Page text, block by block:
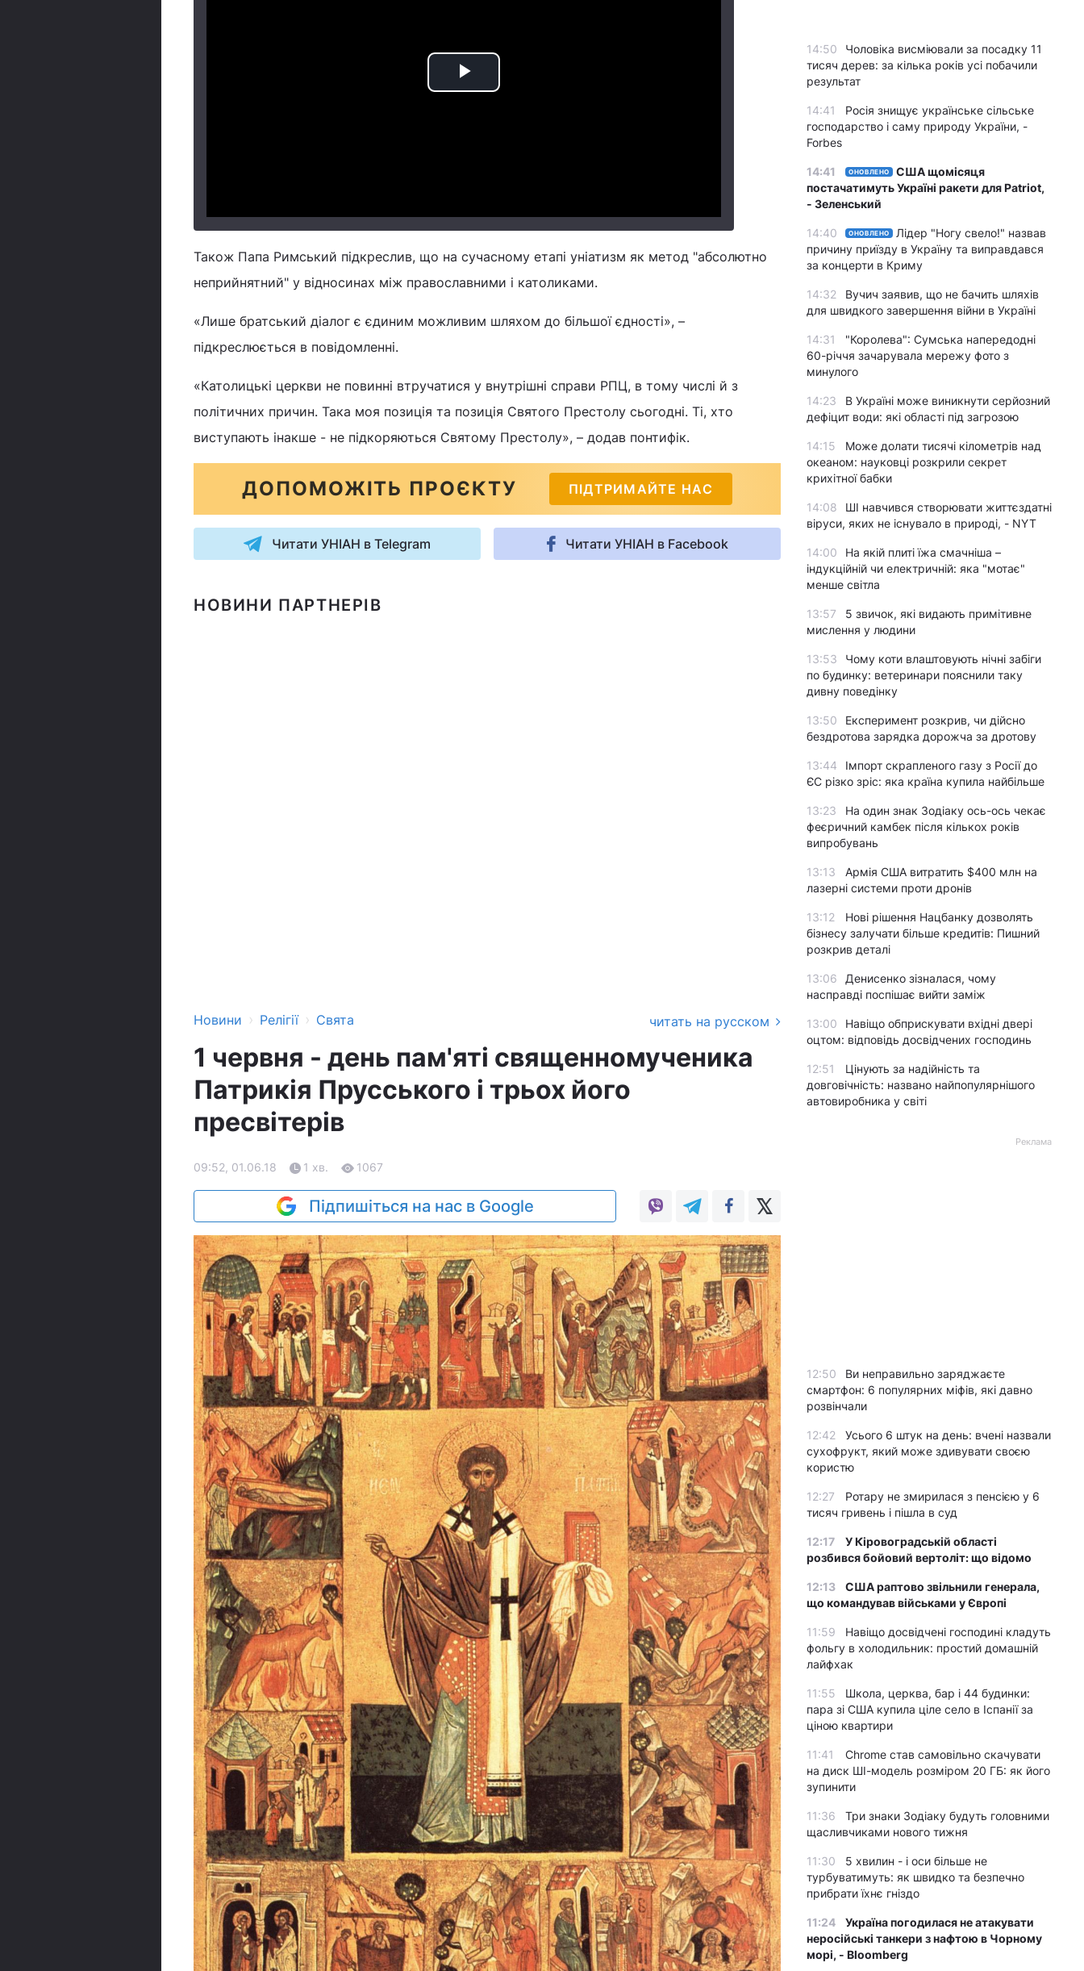
Play
Також Папа Римський підкреслив, що на сучасному етапі уніатизм як метод "абсолютно
неприйнятний" у відносинах між православними і католиками.
«Лише братський діалог є єдиним можливим шляхом до більшої єдності», –
підкреслюється в повідомленні.
«Католицькі церкви не повинні втручатися у внутрішні справи РПЦ, в тому числі й з
політичних причин. Така моя позиція та позиція Святого Престолу сьогодні. Ті, хто
виступають інакше - не підкоряються Святому Престолу», – додав понтифік.
ДОПОМОЖІТЬ ПРОЄКТУ ПІДТРИМАЙТЕ НАС
Читати УНІАН в Telegram Читати УНІАН в Facebook
НОВИНИ ПАРТНЕРІВ
Новини › Релігії › Свята читать на русском
1 червня - день пам'яті священномученика
Патрикія Прусського і трьох його
пресвітерів
09:52, 01.06.18 1 хв. 1067
Підпишіться на нас в Google
14:50
Чоловіка висміювали за посадку 11
тисяч дерев: за кілька років усі побачили
результат
14:41
Росія знищує українське сільське
господарство і саму природу України, -
Forbes
14:41 ОНОВЛЕНО
США щомісяця
постачатимуть Україні ракети для Patriot,
- Зеленський
14:40 ОНОВЛЕНО
Лідер "Ногу свело!" назвав
причину приїзду в Україну та виправдався
за концерти в Криму
14:32
Вучич заявив, що не бачить шляхів
для швидкого завершення війни в Україні
14:31
"Королева": Сумська напередодні
60-річчя зачарувала мережу фото з
минулого
14:23
В Україні може виникнути серйозний
дефіцит води: які області під загрозою
14:15
Може долати тисячі кілометрів над
океаном: науковці розкрили секрет
крихітної бабки
14:08
ШІ навчився створювати життєздатні
віруси, яких не існувало в природі, - NYT
14:00
На якій плиті їжа смачніша –
індукційній чи електричній: яка "мотає"
менше світла
13:57
5 звичок, які видають примітивне
мислення у людини
13:53
Чому коти влаштовують нічні забіги
по будинку: ветеринари пояснили таку
дивну поведінку
13:50
Експеримент розкрив, чи дійсно
бездротова зарядка дорожча за дротову
13:44
Імпорт скрапленого газу з Росії до
ЄС різко зріс: яка країна купила найбільше
13:23
На один знак Зодіаку ось-ось чекає
феєричний камбек після кількох років
випробувань
13:13
Армія США витратить $400 млн на
лазерні системи проти дронів
13:12
Нові рішення Нацбанку дозволять
бізнесу залучати більше кредитів: Пишний
розкрив деталі
13:06
Денисенко зізналася, чому
насправді поспішає вийти заміж
13:00
Навіщо обприскувати вхідні двері
оцтом: відповідь досвідчених господинь
12:51
Цінують за надійність та
довговічність: названо найпопулярнішого
автовиробника у світі
Реклама
12:50
Ви неправильно заряджаєте
смартфон: 6 популярних міфів, які давно
розвінчали
12:42
Усього 6 штук на день: вчені назвали
сухофрукт, який може здивувати своєю
користю
12:27
Ротару не змирилася з пенсією у 6
тисяч гривень і пішла в суд
12:17
У Кіровоградській області
розбився бойовий вертоліт: що відомо
12:13
США раптово звільнили генерала,
що командував військами у Європі
11:59
Навіщо досвідчені господині кладуть
фольгу в холодильник: простий домашній
лайфхак
11:55
Школа, церква, бар і 44 будинки:
пара зі США купила ціле село в Іспанії за
ціною квартири
11:41
Chrome став самовільно скачувати
на диск ШІ-модель розміром 20 ГБ: як його
зупинити
11:36
Три знаки Зодіаку будуть головними
щасливчиками нового тижня
11:30
5 хвилин - і оси більше не
турбуватимуть: як швидко та безпечно
прибрати їхнє гніздо
11:24
Україна погодилася не атакувати
неросійські танкери з нафтою в Чорному
морі, - Bloomberg